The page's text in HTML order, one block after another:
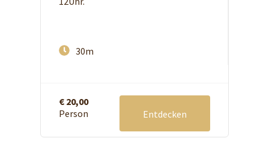
30m
€ 20,00
Person
Entdecken